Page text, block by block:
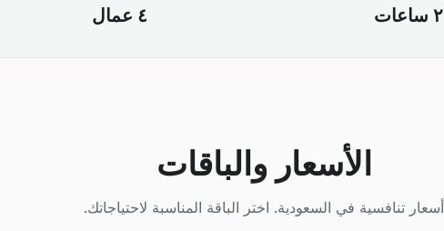
٢ ساعات ٤ عمال
الأسعار والباقات
أسعار تنافسية في السعودية. اختر الباقة المناسبة لاحتياجاتك.